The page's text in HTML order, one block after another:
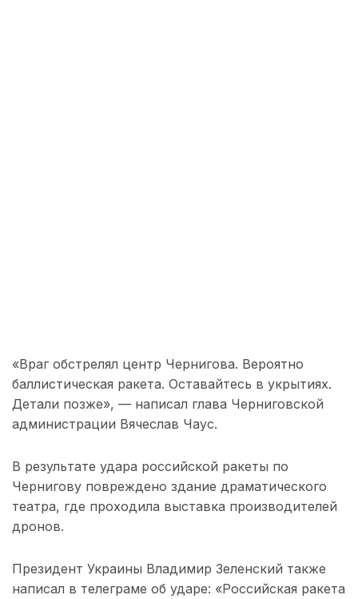
«Враг обстрелял центр Чернигова. Вероятно
баллистическая ракета. Оставайтесь в укрытиях.
Детали позже», — написал глава Черниговской
администрации Вячеслав Чаус.
В результате удара российской ракеты по
Чернигову повреждено здание драматического
театра, где проходила выставка производителей
дронов.
Президент Украины Владимир Зеленский также
написал в телеграме об ударе: «Российская ракета